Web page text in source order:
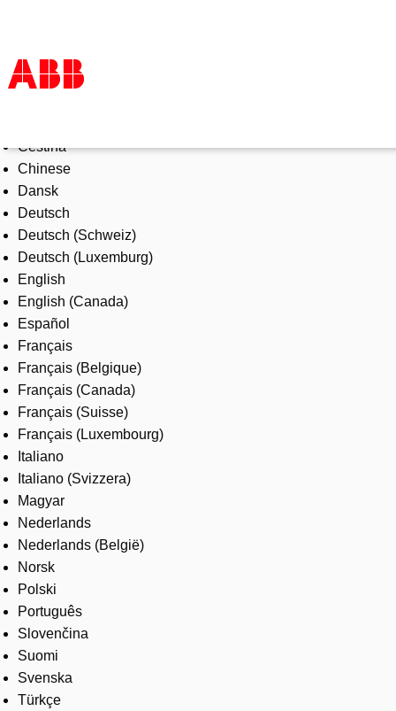
Products & Solutions
Industries
Services
About us
Where to buy
Contact us
Careers
Čeština
Chinese
Dansk
Deutsch
Deutsch (Schweiz)
Deutsch (Luxemburg)
English
English (Canada)
Español
Français
Français (Belgique)
Français (Canada)
Français (Suisse)
Français (Luxembourg)
Italiano
Italiano (Svizzera)
Magyar
Nederlands
Nederlands (België)
Norsk
Polski
Português
Slovenčina
Suomi
Svenska
Türkçe